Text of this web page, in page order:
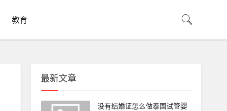
教育
最新文章
没有结婚证怎么做泰国试管婴